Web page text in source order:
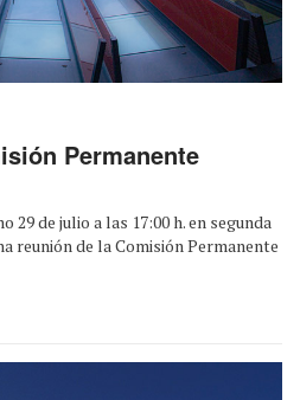
Permanente
de julio a las 17:00 h. en segunda
reunión de la Comisión Permanente